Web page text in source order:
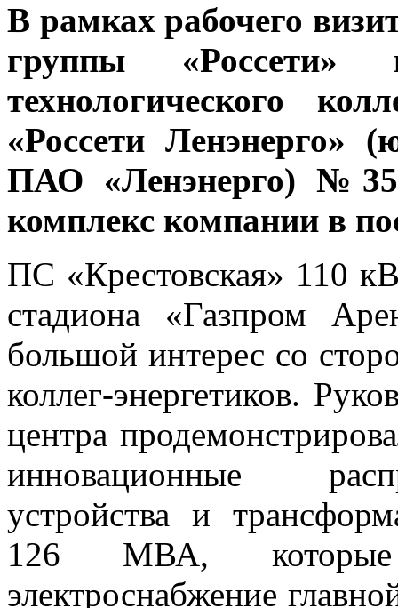
В рамках рабочего
группы «Россети»
технологического
«Россети Ленэнерго»
ПАО «Ленэнерго)
комплекс компании в
ПС «Крестовская» 110
стадиона «Газпром
большой интерес со
коллег-энергетиков.
центра
инновационные
устройства и
126 МВА, которые
электроснабжение